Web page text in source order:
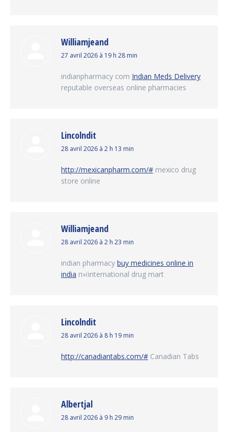
Williamjeand
dit
27 avril 2026 à 19 h 28 min
indianpharmacy com Indian Meds Delivery
reputable overseas online pharmacies
Lincolndit
dit
28 avril 2026 à 2 h 13 min
http://mexicanpharm.com/# mexico drug
store online
Williamjeand
dit
28 avril 2026 à 2 h 23 min
indian pharmacy buy medicines online in
india п»їinternational drug mart
Lincolndit
dit
28 avril 2026 à 8 h 19 min
http://canadiantabs.com/# Canadian Tabs
Albertjal
dit
28 avril 2026 à 9 h 29 min